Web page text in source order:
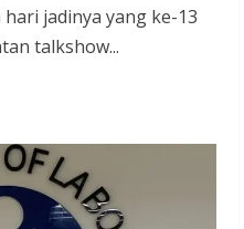
jadinya yang ke-13
talkshow...